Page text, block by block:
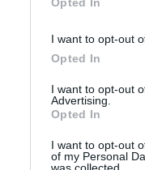
I want to opt-out
Opted In
I want to opt-out
Advertising.
Opted In
I want to opt-out
of my Personal
was collected.